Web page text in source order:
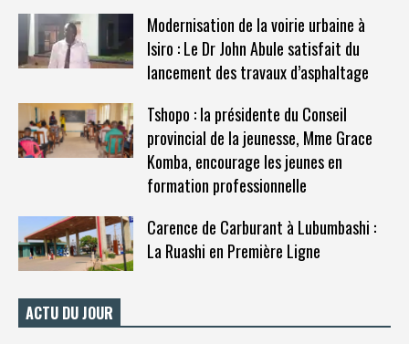
Modernisation de la voirie urbaine à
Isiro : Le Dr John Abule satisfait du
lancement des travaux d’asphaltage
Tshopo : la présidente du Conseil
provincial de la jeunesse, Mme Grace
Komba, encourage les jeunes en
formation professionnelle
Carence de Carburant à Lubumbashi :
La Ruashi en Première Ligne
ACTU DU JOUR